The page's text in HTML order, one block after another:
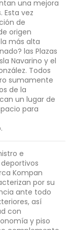
una mejora
Esta vez
de
origen
más alta
las Plazas
Navarino y el
Todos
sumamente
de la
un lugar de
para
e
Kompan
por su
ante todo
así
con
y piso